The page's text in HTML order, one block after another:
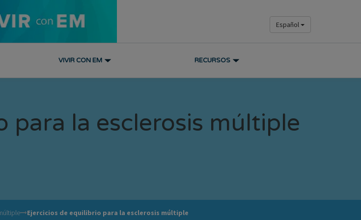
Español
VIVIR CON EM RECURSOS
para la esclerosis múltiple
Ejercicios de equilibrio para la esclerosis múltiple